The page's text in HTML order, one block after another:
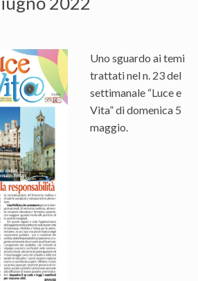
Uno sguardo ai temi
trattati nel n. 23 del
settimanale “Luce e
Vita” di domenica 5
maggio.